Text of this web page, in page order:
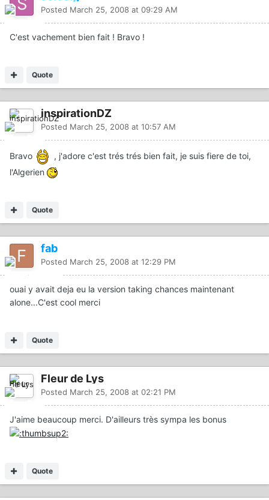
Posted March 25, 2008 at 09:29 AM
C'est vachement bien fait ! Bravo !
Quote
inspirationDZ
Posted March 25, 2008 at 10:57 AM
Bravo
, j'adore c'est trés trés bien fait, je suis fiere de toi,
l'Algerien
Quote
fab
Posted March 25, 2008 at 12:29 PM
ouai y avait deja eu la version taking chances maintenant
alone...C'est cool merci
Quote
Fleur de Lys
Posted March 25, 2008 at 02:21 PM
J'aime beaucoup merci. D'ailleurs très sympa les bonus
Quote